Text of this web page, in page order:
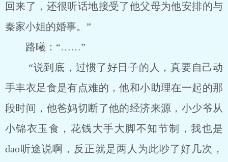
回来了，还很听话地接受了他父母为他安排的与
秦家小姐的婚事。”
路曦：“……”
“说到底，过惯了好日子的人，真要自己动
手丰衣足食是有点难的，他和小助理在一起的那
段时间，他爸妈切断了他的经济来源，小少爷从
小锦衣玉食，花钱大手大脚不知节制，我也是
dao听途说啊，反正就是两人为此吵了好几次，